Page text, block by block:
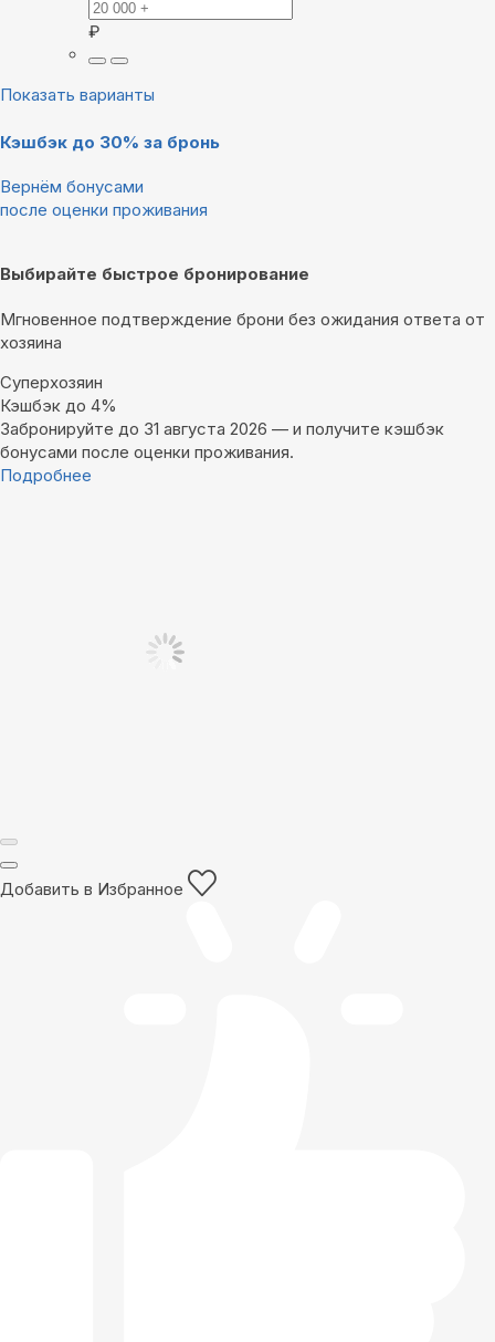
₽
Показать варианты
Кэшбэк до 30% за бронь
Вернём бонусами
после оценки проживания
Выбирайте быстрое бронирование
Мгновенное подтверждение брони без ожидания ответа от
хозяина
Суперхозяин
Кэшбэк до 4%
Забронируйте до 31 августа 2026 — и получите кэшбэк
бонусами после оценки проживания.
Подробнее
Добавить в Избранное